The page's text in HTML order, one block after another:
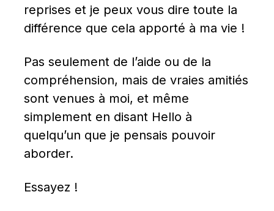
reprises et je peux vous dire toute la
différence que cela apporté à ma vie !
Pas seulement de l’aide ou de la
compréhension, mais de vraies amitiés
sont venues à moi, et même
simplement en disant Hello à
quelqu’un que je pensais pouvoir
aborder.
Essayez !